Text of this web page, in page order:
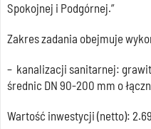
Spokojnej i Podgórnej.”
Zakres zadania obejmuje
– kanalizacji sanitarnej:
średnic DN 90-200 mm o
Wartość inwestycji (netto):